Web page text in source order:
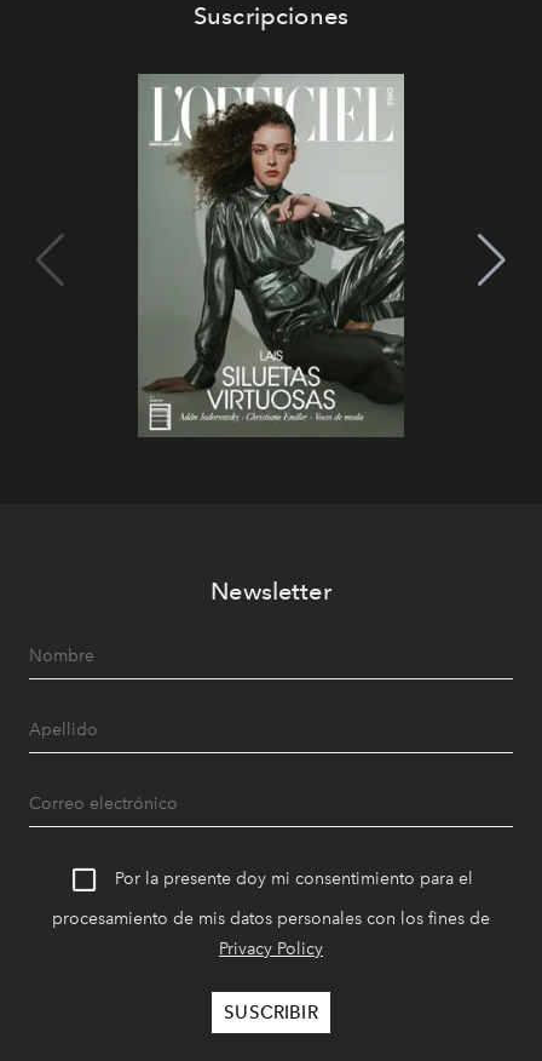
Suscripciones
Newsletter
Por la presente doy mi consentimiento para el
procesamiento de mis datos personales con los fines de
Privacy Policy